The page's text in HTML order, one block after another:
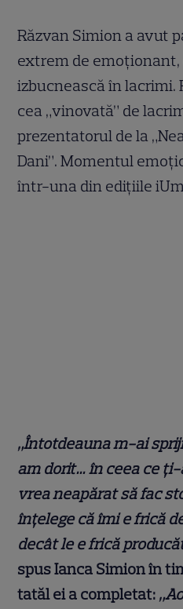
Răzvan Simion a avut
extrem de
izbucnească în lacrimi.
cea „vinovată” de
prezentatorul de la
Dani”. Momentul
într-una din edițiile
„Întotdeauna m-ai
am dorit… în ceea ce
vrea neapărat să fac
înțelege că îmi e frică
decât le e frică
spus Ianca Simion în
tatăl ei a completat: